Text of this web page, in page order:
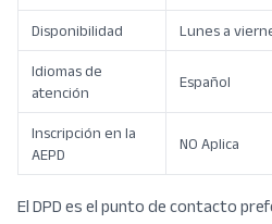
Disponibilidad Lunes a
Idiomas de
atención
Español
Inscripción en la
AEPD
NO Aplica
El DPD es el punto de contacto